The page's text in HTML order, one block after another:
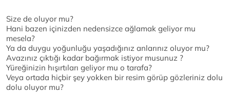
Size de oluyor mu?
Hani bazen içinizden nedensizce ağlamak geliyor mu
mesela?
Ya da duygu yoğunluğu yaşadığınız anlarınız oluyor mu?
Avazınız çıktığı kadar bağırmak istiyor musunuz ?
Yüreğinizin hışırtıları geliyor mu o tarafa?
Veya ortada hiçbir şey yokken bir resim görüp gözleriniz dolu
dolu oluyor mu?